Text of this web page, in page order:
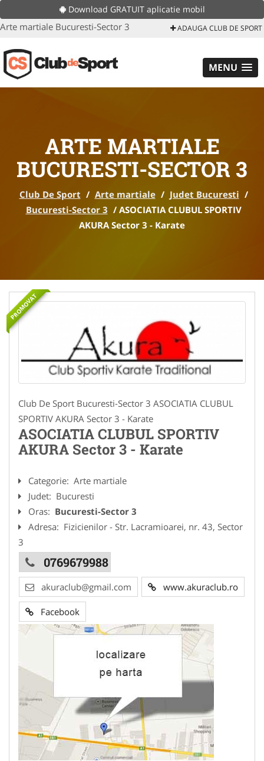
Download GRATUIT aplicatie mobil
Arte martiale Bucuresti-Sector 3 ADAUGA CLUB DE SPORT
MENU
ARTE MARTIALE
BUCURESTI-SECTOR 3
Club De Sport / Arte martiale / Judet Bucuresti /
Bucuresti-Sector 3 / ASOCIATIA CLUBUL SPORTIV
AKURA Sector 3 - Karate
PROMOVAT
Club De Sport Bucuresti-Sector 3 ASOCIATIA CLUBUL
SPORTIV AKURA Sector 3 - Karate
ASOCIATIA CLUBUL SPORTIV
AKURA Sector 3 - Karate
Categorie: Arte martiale
Judet: Bucuresti
Oras: Bucuresti-Sector 3
Adresa: Fizicienilor - Str. Lacramioarei, nr. 43, Sector
3
0769679988
akuraclub@gmail.com www.akuraclub.ro
Facebook